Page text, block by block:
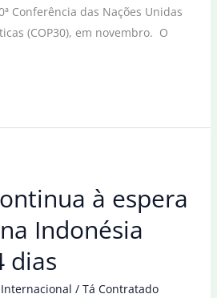
Conferência das Nações Unidas
(COP30), em novembro. O
à espera
Indonésia
dias
Internacional / Tá Contratado